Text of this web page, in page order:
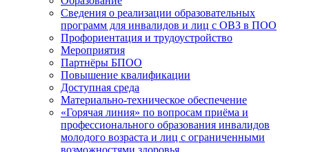
Сведения о реализации образовательных
программ для инвалидов и лиц с ОВЗ в ПОО
Профориентация и трудоустройство
Мероприятия
Партнёры БПОО
Повышение квалификации
Доступная среда
Материально-техническое обеспечение
«Горячая линия» по вопросам приёма и
профессионального образования инвалидов
молодого возраста и лиц с ограниченными
возможностями здоровья